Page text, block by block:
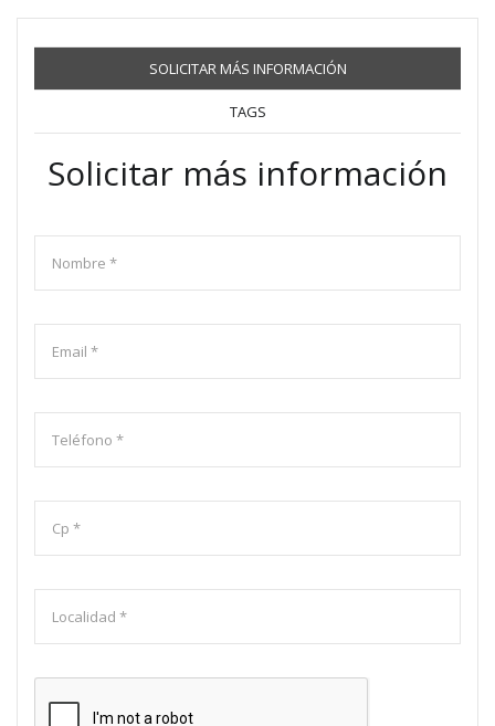
SOLICITAR MÁS INFORMACIÓN
TAGS
Solicitar más información